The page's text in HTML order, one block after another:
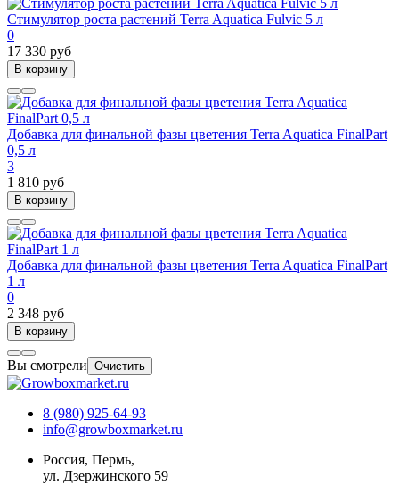
Стимулятор роста растений Terra Aquatica Fulvic 5 л
0
17 330 руб
В корзину
Добавка для финальной фазы цветения Terra Aquatica FinalPart
0,5 л
3
1 810 руб
В корзину
Добавка для финальной фазы цветения Terra Aquatica FinalPart
1 л
0
2 348 руб
В корзину
Вы смотрели Очистить
8 (980) 925-64-93
info@growboxmarket.ru
Россия, Пермь,
ул. Дзержинского 59